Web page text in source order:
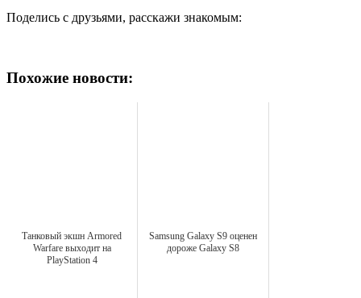
Поделись с друзьями, расскажи знакомым:
Похожие новости:
Танковый экшн Armored
Warfare выходит на
PlayStation 4
Samsung Galaxy S9 оценен
дороже Galaxy S8